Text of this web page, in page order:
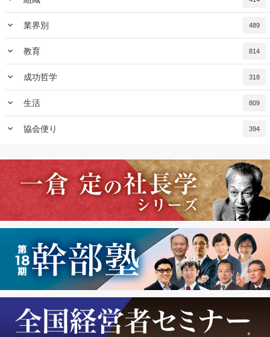
keyboard_arrow_down 業界別 489
keyboard_arrow_down 教育 814
keyboard_arrow_down 成功哲学 318
keyboard_arrow_down 生活 809
keyboard_arrow_down 協会便り 394